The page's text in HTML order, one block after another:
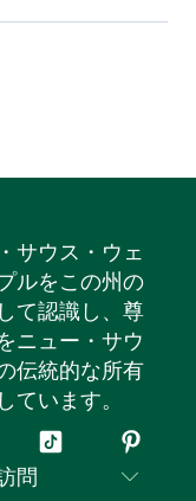
サウス・ウェ
ルをこの州の
て認識し、尊
ニュー・サウ
伝統的な所有
ています。
テ
ピ
ン
問